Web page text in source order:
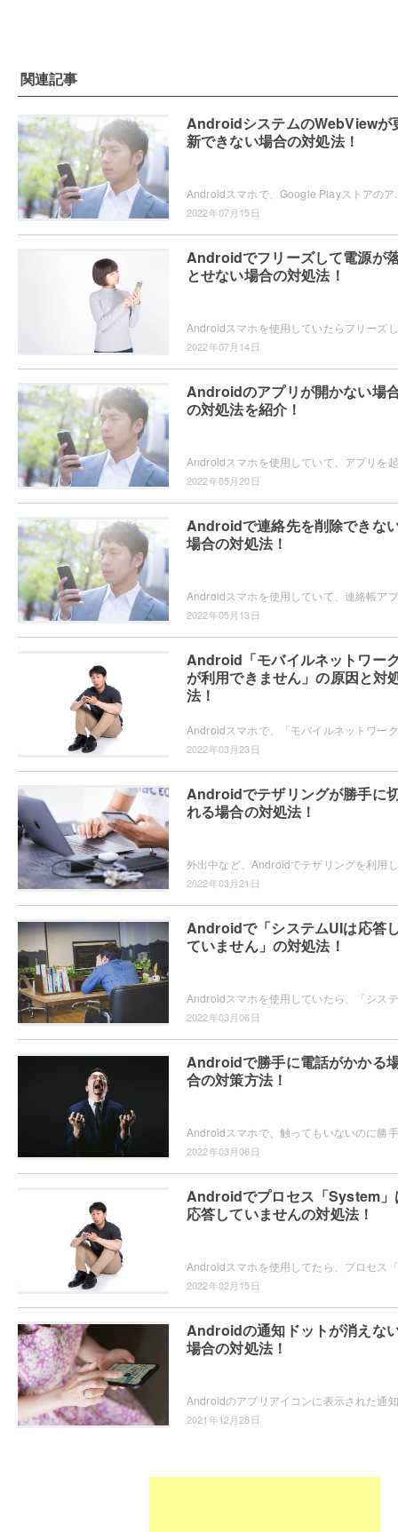
関連記事
AndroidシステムのWebViewが
新できない場合の対処法！
2022年07月15日
Androidでフリーズして電源が
とせない場合の対処法！
2022年07月14日
Androidのアプリが開かない場
の対処法を紹介！
2022年05月20日
Androidで連絡先を削除できな
場合の対処法！
2022年05月13日
Android「モバイルネットワー
が利用できません」の原因と対
法！
2022年03月23日
Androidでテザリングが勝手に
れる場合の対処法！
2022年03月21日
Androidで「システムUIは応答
ていません」の対処法！
2022年03月06日
Androidで勝手に電話がかかる
合の対策方法！
2022年03月06日
Androidでプロセス「System」
応答していませんの対処法！
2022年02月15日
Androidの通知ドットが消えな
場合の対処法！
2021年12月28日